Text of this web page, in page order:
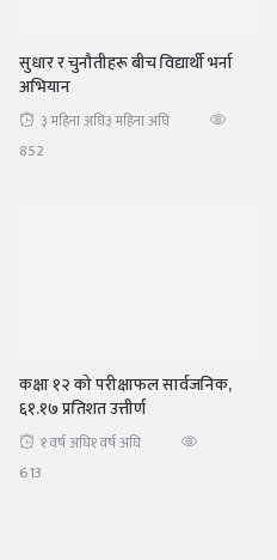
सुधार र चुनौतीहरू बीच विद्यार्थी भर्ना
अभियान
३ महिना अघि३ महिना अघि
852
कक्षा १२ को परीक्षाफल सार्वजनिक,
६१.१७ प्रतिशत उत्तीर्ण
१ वर्ष अघि१ वर्ष अघि
613